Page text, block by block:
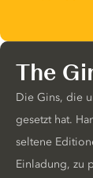
The
Die Gins, die
gesetzt hat.
seltene
Einladung, zu